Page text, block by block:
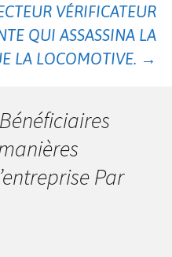
VÉRIFICATEUR
QUI ASSASSINA LA
LA LOCOMOTIVE. →
Bénéficiaires
Par